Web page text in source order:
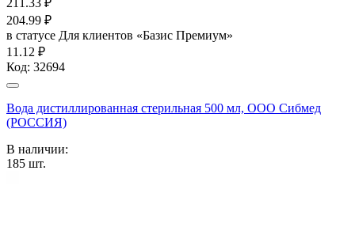
204.99 ₽
в статусе Для клиентов «Базис Премиум»
11.12 ₽
Код: 32694
Вода дистиллированная стерильная 500 мл, ООО Сибмед
(РОССИЯ)
В наличии:
185 шт.